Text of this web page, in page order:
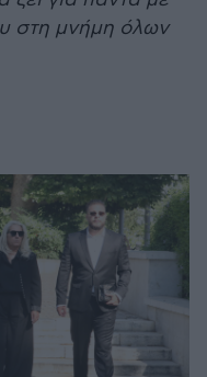
στη μνήμη όλων